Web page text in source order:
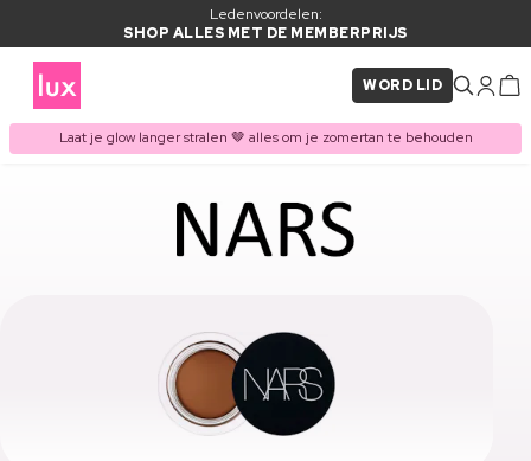
Ledenvoordelen:
SHOP ALLES MET DE MEMBERPRIJS
WORD LID
Laat je glow langer stralen 🤎 alles om je zomertan te behouden